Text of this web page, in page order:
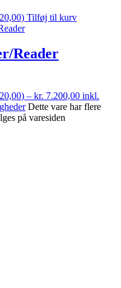
) Tilføj til kurv
Reader
) – kr. 7.200,00 inkl.
Dette vare har flere
på varesiden